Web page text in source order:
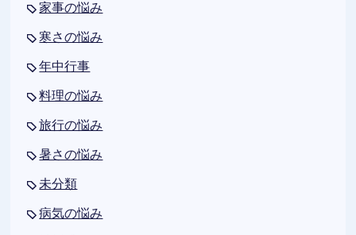
家事の悩み
寒さの悩み
年中行事
料理の悩み
旅行の悩み
暑さの悩み
未分類
病気の悩み